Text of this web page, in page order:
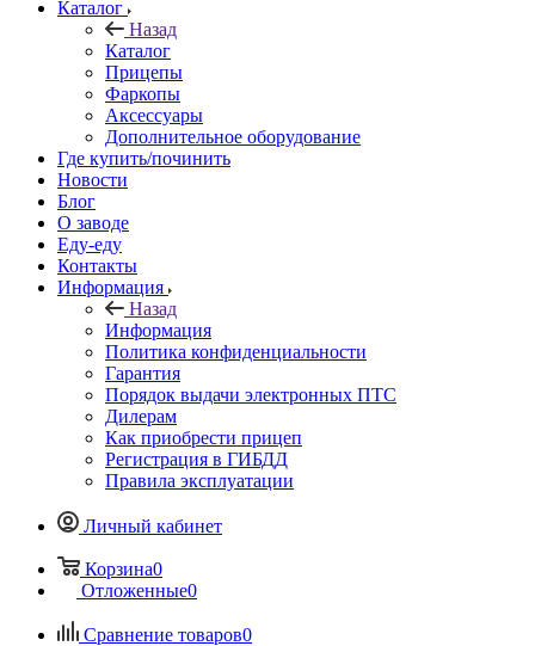
Каталог
Назад
Каталог
Прицепы
Фаркопы
Аксессуары
Дополнительное оборудование
Где купить/починить
Новости
Блог
О заводе
Еду-еду
Контакты
Информация
Назад
Информация
Политика конфиденциальности
Гарантия
Порядок выдачи электронных ПТС
Дилерам
Как приобрести прицеп
Регистрация в ГИБДД
Правила эксплуатации
Личный кабинет
Корзина0
Отложенные0
Сравнение товаров0